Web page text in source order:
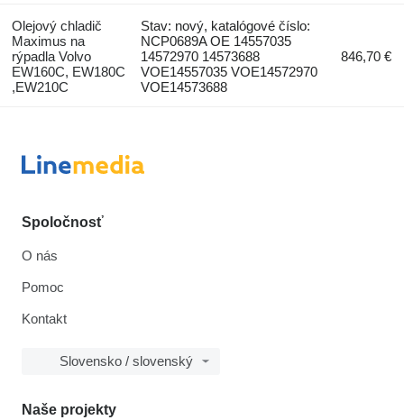
Olejový chladič
Maximus na
rýpadla Volvo
EW160C, EW180C
,EW210C
Stav: nový, katalógové číslo:
NCP0689A OE 14557035
14572970 14573688
VOE14557035 VOE14572970
VOE14573688
846,70 €
Spoločnosť
O nás
Pomoc
Kontakt
Slovensko / slovenský
Naše projekty